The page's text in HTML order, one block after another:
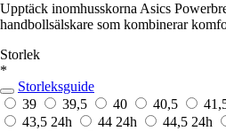
Upptäck inomhusskorna Asics
handbollsälskare som kombinerar
Storlek
*
Storleksguide
39
39,5 40 40,5
43,5 24h 44 24h 44,5 24h